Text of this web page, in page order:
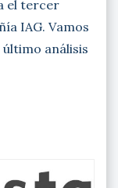
el tercer
IAG. Vamos
análisis